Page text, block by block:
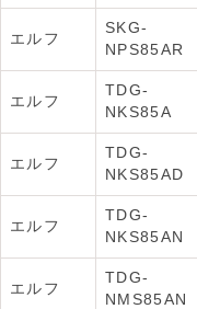
エルフ
SKG-
NPS85AR
エルフ
TDG-
NKS85A
エルフ
TDG-
NKS85AD
エルフ
TDG-
NKS85AN
エルフ
TDG-
NMS85AN